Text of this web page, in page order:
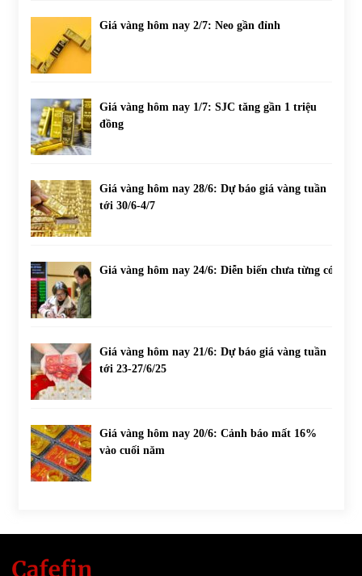
Giá vàng hôm nay 2/7: Neo gần đỉnh
Giá vàng hôm nay 1/7: SJC tăng gần 1 triệu
đồng
Giá vàng hôm nay 28/6: Dự báo giá vàng tuần
tới 30/6-4/7
Giá vàng hôm nay 24/6: Diễn biến chưa từng có
Giá vàng hôm nay 21/6: Dự báo giá vàng tuần
tới 23-27/6/25
Giá vàng hôm nay 20/6: Cảnh báo mất 16%
vào cuối năm